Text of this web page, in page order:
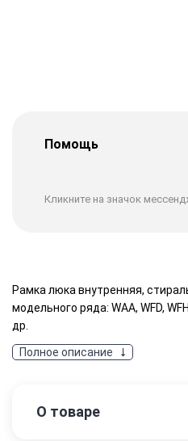
Помощь
Кликните на значок
Рамка люка внутренняя,
модельного ряда: WAA, WFD,
др.
Полное описание
О товаре